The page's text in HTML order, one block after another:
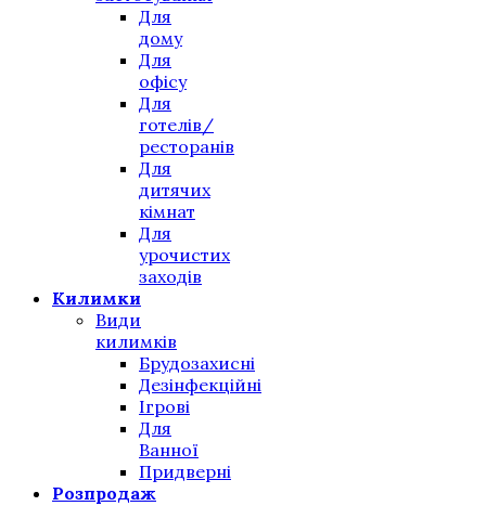
Для
дому
Для
офісу
Для
готелів/
ресторанів
Для
дитячих
кімнат
Для
урочистих
заходів
Килимки
Види
килимків
Брудозахисні
Дезінфекційні
Ігрові
Для
Ванної
Придверні
Розпродаж